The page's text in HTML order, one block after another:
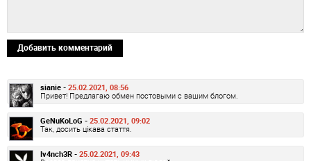
Добавить комментарий
sianie - 25.02.2021, 08:56
Привет! Предлагаю обмен постовыми с вашим блогом.
GeNuKoLoG - 25.02.2021, 09:02
Так, досить цікава стаття.
Iv4nch3R - 25.02.2021, 09:43